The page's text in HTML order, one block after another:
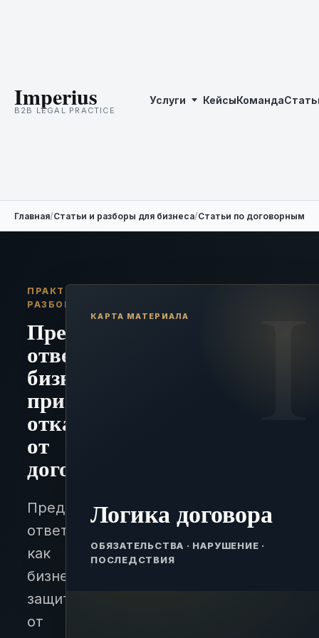
Imperius
B2B LEGAL PRACTICE
Услуги КейсыКоманда
Главная/Статьи и разборы для бизнеса/Статьи по договорным
ПРАКТИЧЕСКИЙ
РАЗБОР
Преддоговорная
ответственность
бизнеса
при
отказе
от
договора
Преддоговорная
ответственность:
как
бизнесу
защититься
от
КАРТА МАТЕРИАЛА
Логика договора
ОБЯЗАТЕЛЬСТВА · НАРУШЕНИЕ ·
ПОСЛЕДСТВИЯ